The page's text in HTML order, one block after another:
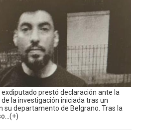
exdiputado prestó declaración ante la
la investigación iniciada tras un
su departamento de Belgrano. Tras la